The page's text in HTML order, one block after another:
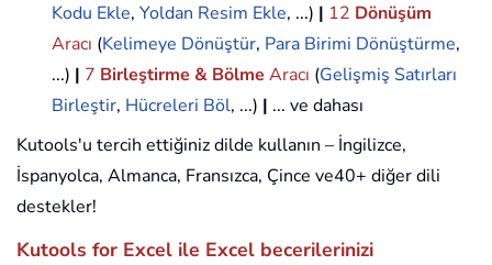
Kodu Ekle, Yoldan Resim Ekle, ...) | 12 Dönüşüm
Aracı (Kelimeye Dönüştür, Para Birimi Dönüştürme,
...) | 7 Birleştirme & Bölme Aracı (Gelişmiş Satırları
Birleştir, Hücreleri Böl, ...) | ... ve dahası
Kutools'u tercih ettiğiniz dilde kullanın – İngilizce,
İspanyolca, Almanca, Fransızca, Çince ve40+ diğer dili
destekler!
Kutools for Excel ile Excel becerilerinizi